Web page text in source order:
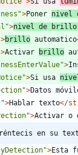
>Poner nivel
>nivel de brillo
>brillo automatico
>Activar brillo
>
>Si usa
>Datos
>Hablar texto</
>Activar o
en su
>Esta